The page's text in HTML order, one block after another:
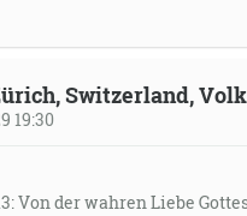
Switzerland,
19:30
Von der wahren Liebe